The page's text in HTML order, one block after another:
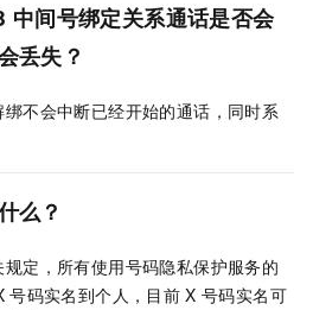
中间号绑定关系通话是否会
丢失？
不会中断已经开始的通话，同时系
么？
定，所有使用号码隐私保护服务的
号码实名到个人，目前 X 号码实名可